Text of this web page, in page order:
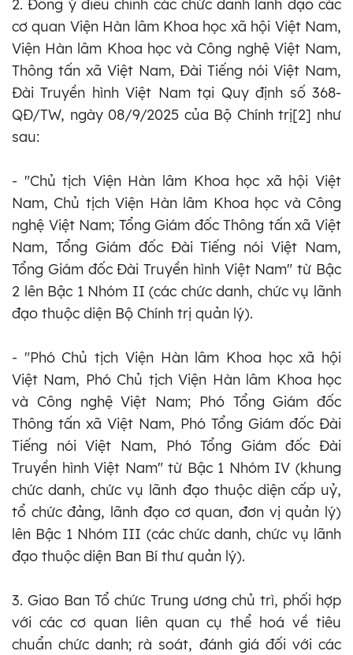
2. Đồng ý điều chỉnh các chức danh lãnh đạo các
cơ quan Viện Hàn lâm Khoa học xã hội Việt Nam,
Viện Hàn lâm Khoa học và Công nghệ Việt Nam,
Thông tấn xã Việt Nam, Đài Tiếng nói Việt Nam,
Đài Truyền hình Việt Nam tại Quy định số 368-
QĐ/TW, ngày 08/9/2025 của Bộ Chính trị[2] như
sau:
- "Chủ tịch Viện Hàn lâm Khoa học xã hội Việt
Nam, Chủ tịch Viện Hàn lâm Khoa học và Công
nghệ Việt Nam; Tổng Giám đốc Thông tấn xã Việt
Nam, Tổng Giám đốc Đài Tiếng nói Việt Nam,
Tổng Giám đốc Đài Truyền hình Việt Nam" từ Bậc
2 lên Bậc 1 Nhóm II (các chức danh, chức vụ lãnh
đạo thuộc diện Bộ Chính trị quản lý).
- "Phó Chủ tịch Viện Hàn lâm Khoa học xã hội
Việt Nam, Phó Chủ tịch Viện Hàn lâm Khoa học
và Công nghệ Việt Nam; Phó Tổng Giám đốc
Thông tấn xã Việt Nam, Phó Tổng Giám đốc Đài
Tiếng nói Việt Nam, Phó Tổng Giám đốc Đài
Truyền hình Việt Nam" từ Bậc 1 Nhóm IV (khung
chức danh, chức vụ lãnh đạo thuộc diện cấp uỷ,
tổ chức đảng, lãnh đạo cơ quan, đơn vị quản lý)
lên Bậc 1 Nhóm III (các chức danh, chức vụ lãnh
đạo thuộc diện Ban Bí thư quản lý).
3. Giao Ban Tổ chức Trung ương chủ trì, phối hợp
với các cơ quan liên quan cụ thể hoá về tiêu
chuẩn chức danh; rà soát, đánh giá đối với các